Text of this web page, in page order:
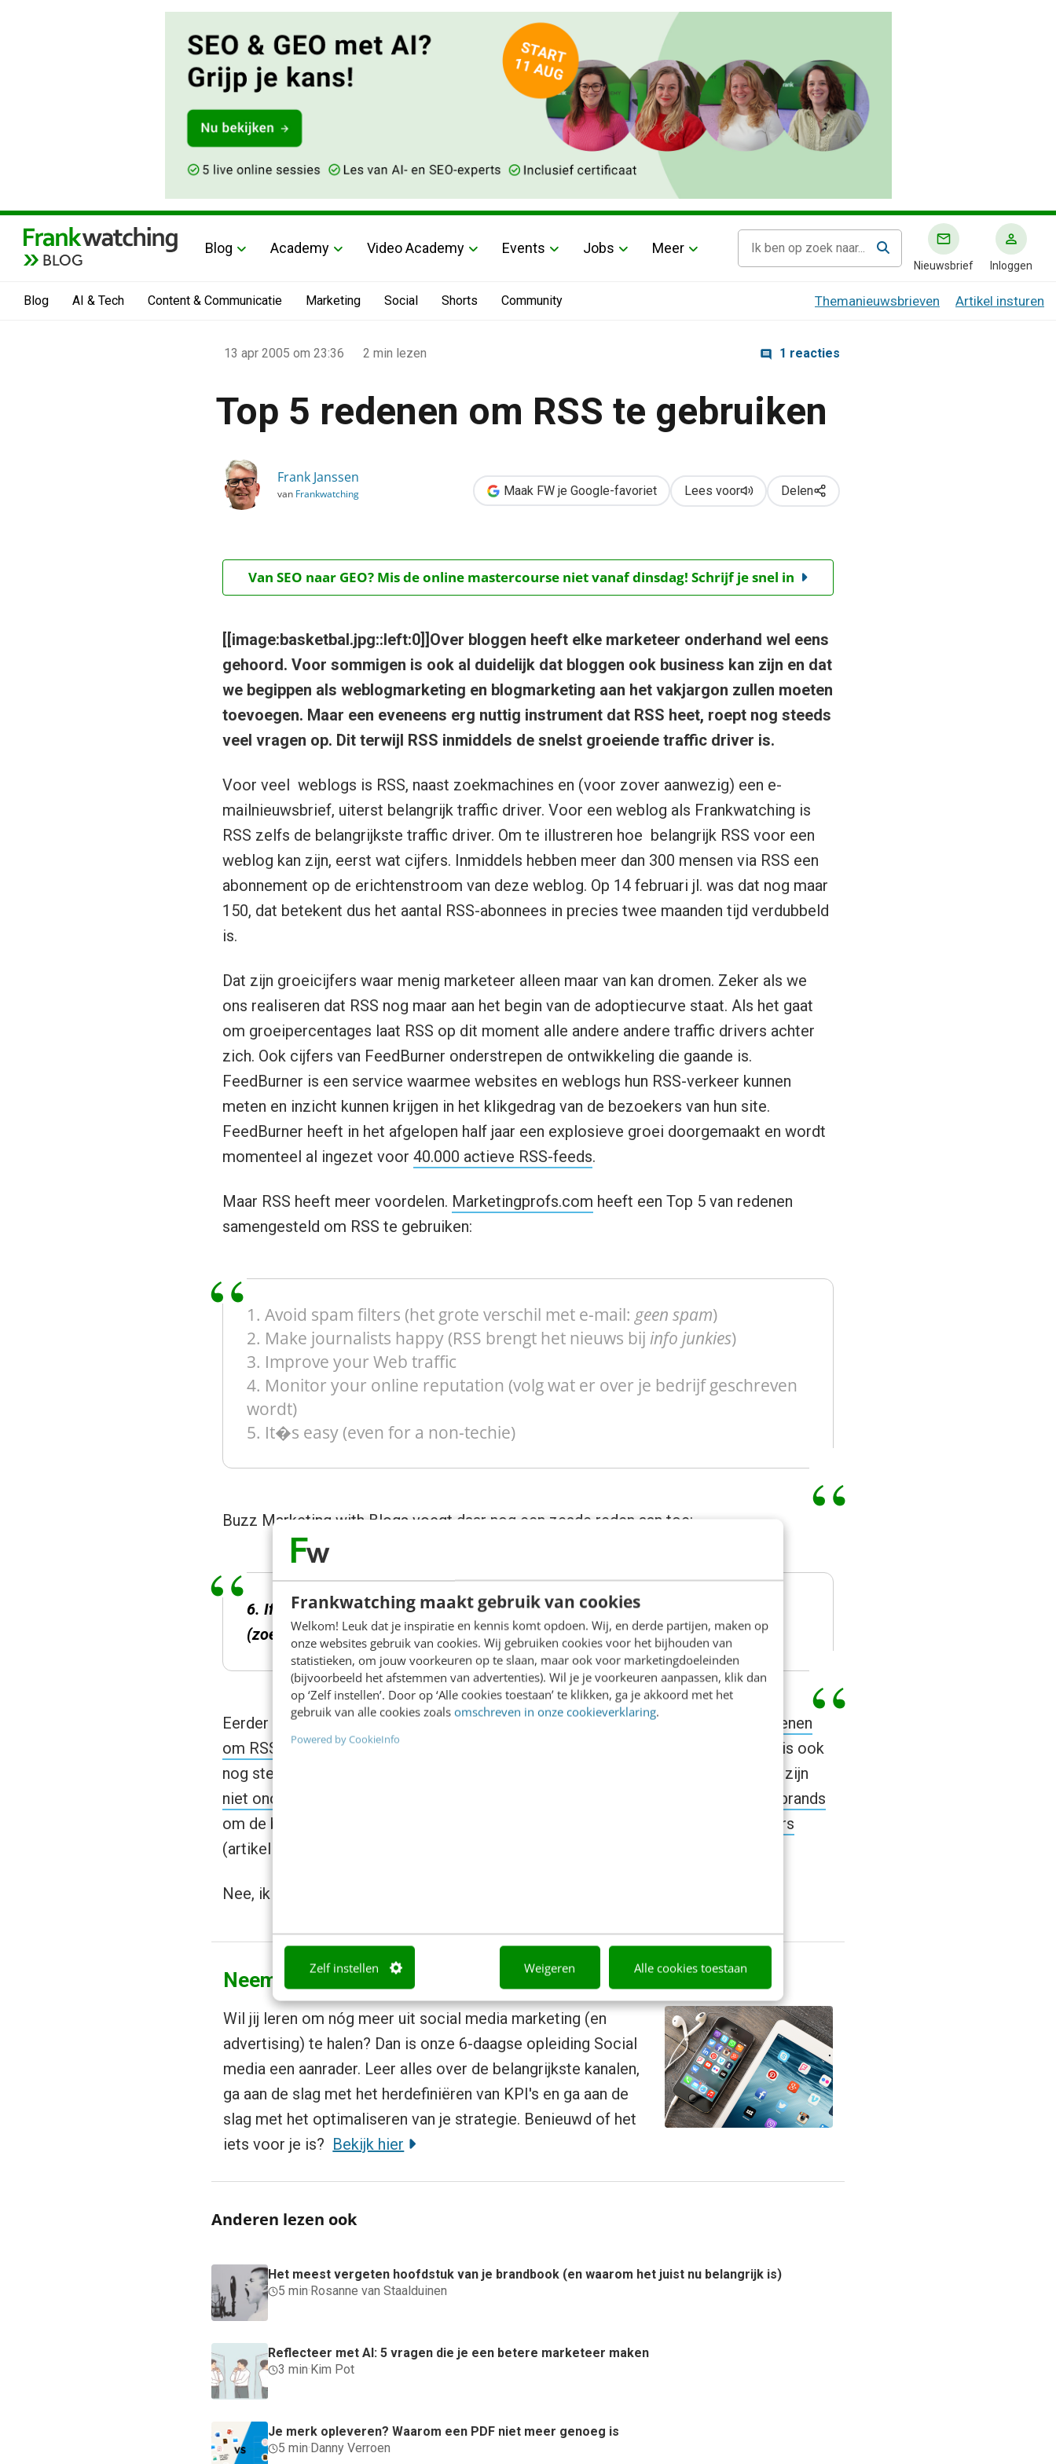
Frankwatching maakt gebruik van cookies
Welkom! Leuk dat je inspiratie en kennis komt opdoen. Wij, en derde partijen, maken op
onze websites gebruik van cookies. Wij gebruiken cookies voor het bijhouden van
statistieken, om jouw voorkeuren op te slaan, maar ook voor marketingdoeleinden
(bijvoorbeeld het afstemmen van advertenties). Wil je je voorkeuren aanpassen, klik dan
op ‘Zelf instellen’. Door op ‘Alle cookies toestaan’ te klikken, ga je akkoord met het
gebruik van alle cookies zoals omschreven in onze cookieverklaring.
Powered by CookieInfo
Zelf instellen Weigeren Alle cookies toestaan
BLOG
Blog Academy Video Academy Events Jobs Meer
Nieuwsbrief Inloggen
Blog AI & Tech Content & Communicatie Marketing Social Shorts Community Themanieuwsbrieven Artikel insturen
Top 5 redenen om RSS te gebruiken
13 apr 2005 om 23:36 2 min lezen 1 reacties
Top 5 redenen om RSS te gebruiken
Frank Janssen
van Frankwatching Maak FW je Google-favoriet Lees voor Delen
Van SEO naar GEO? Mis de online mastercourse niet vanaf dinsdag! Schrijf je snel in
[[image:basketbal.jpg::left:0]]Over bloggen heeft elke marketeer onderhand wel eens
gehoord. Voor sommigen is ook al duidelijk dat bloggen ook business kan zijn en dat
we begippen als weblogmarketing en blogmarketing aan het vakjargon zullen moeten
toevoegen. Maar een eveneens erg nuttig instrument dat RSS heet, roept nog steeds
veel vragen op. Dit terwijl RSS inmiddels de snelst groeiende traffic driver is.
Voor veel weblogs is RSS, naast zoekmachines en (voor zover aanwezig) een e-
mailnieuwsbrief, uiterst belangrijk traffic driver. Voor een weblog als Frankwatching is
RSS zelfs de belangrijkste traffic driver. Om te illustreren hoe belangrijk RSS voor een
weblog kan zijn, eerst wat cijfers. Inmiddels hebben meer dan 300 mensen via RSS een
abonnement op de erichtenstroom van deze weblog. Op 14 februari jl. was dat nog maar
150, dat betekent dus het aantal RSS-abonnees in precies twee maanden tijd verdubbeld
is.
Dat zijn groeicijfers waar menig marketeer alleen maar van kan dromen. Zeker als we
ons realiseren dat RSS nog maar aan het begin van de adoptiecurve staat. Als het gaat
om groeipercentages laat RSS op dit moment alle andere andere traffic drivers achter
zich. Ook cijfers van FeedBurner onderstrepen de ontwikkeling die gaande is.
FeedBurner is een service waarmee websites en weblogs hun RSS-verkeer kunnen
meten en inzicht kunnen krijgen in het klikgedrag van de bezoekers van hun site.
FeedBurner heeft in het afgelopen half jaar een explosieve groei doorgemaakt en wordt
momenteel al ingezet voor 40.000 actieve RSS-feeds.
Maar RSS heeft meer voordelen. Marketingprofs.com heeft een Top 5 van redenen
samengesteld om RSS te gebruiken:
1. Avoid spam filters (het grote verschil met e-mail: geen spam)
2. Make journalists happy (RSS brengt het nieuws bij info junkies)
3. Improve your Web traffic
4. Monitor your online reputation (volg wat er over je bedrijf geschreven
wordt)
5. It�s easy (even for a non-techie)
Buzz Marketing with Blogs voegt daar nog een zesde reden aan toe:
6. If you want to get better search engine rankings, have an RSS feed
(zoekmachines houden van RSS)
Eerder schreef ik op Emerce de columnWaarom RSS doorbreekt
Tien redenen
om RSS te gebruikenen ook
. Natuurlijk, er is ook
nog steeds
richting RSS zijn
niet onopgemerkt
van de grote web brands
om de blogosphere markt en de interesse van uitgevers voor
branded RSS-readers
(artikel via
Nee, ik maak me zeker geen zorgen om RSS.
Neem je strategie onder de loep
Wil jij leren om nóg meer uit social media marketing (en
advertising) te halen? Dan is onze 6-daagse opleiding Social
media een aanrader. Leer alles over de belangrijkste kanalen,
ga aan de slag met het herdefiniëren van KPI's en ga aan de
slag met het optimaliseren van je strategie. Benieuwd of het
iets voor je is? Bekijk hier
Anderen lezen ook
Het meest vergeten hoofdstuk van je brandbook (en waarom het juist nu belangrijk is)
5 min· Rosanne van Staalduinen
Reflecteer met AI: 5 vragen die je een betere marketeer maken
3 min· Kim Pot
Je merk opleveren? Waarom een PDF niet meer genoeg is
5 min· Danny Verroen